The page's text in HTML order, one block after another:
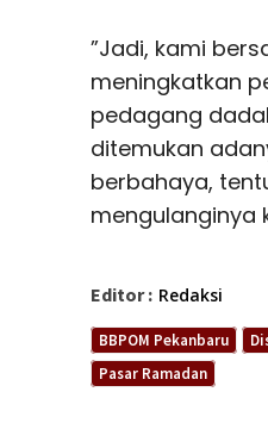
”Jadi, kami
meningkatkan
pedagang
ditemukan
berbahaya,
mengulanginya
Editor : Redaksi
BBPOM Pekanbaru
Pasar Ramadan